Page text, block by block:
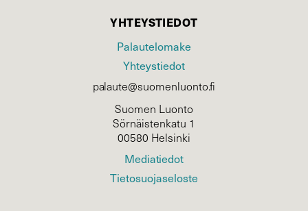
YHTEYSTIEDOT
Palautelomake
Yhteystiedot
palaute@suomenluonto.fi
Suomen Luonto
Sörnäistenkatu 1
00580 Helsinki
Mediatiedot
Tietosuojaseloste